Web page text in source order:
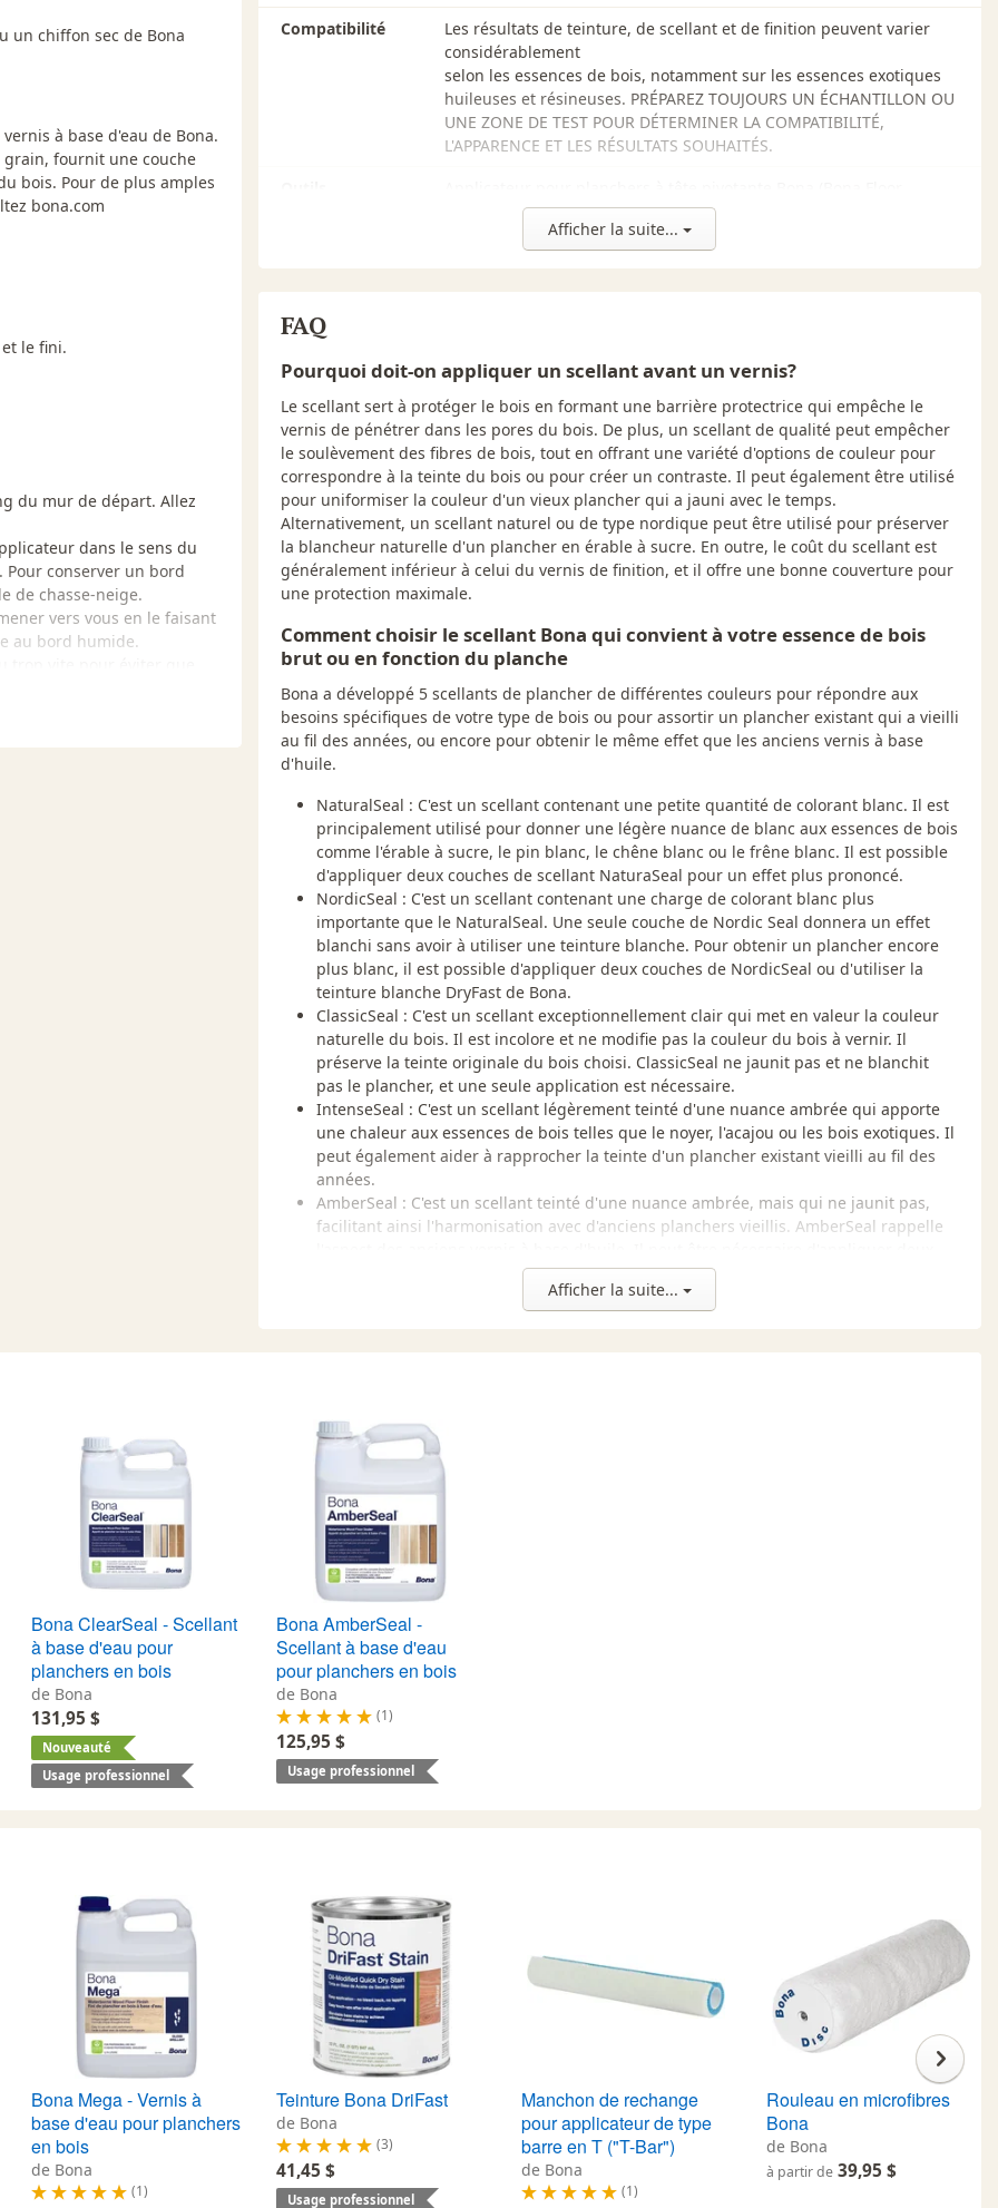
un chiffon sec de Bona
à base d'eau de Bona.
fournit une couche
amples
bona.com
le fini.
du mur de départ. Allez
dans le sens du
conserver un bord
de chasse-neige.
vers vous en le faisant
au bord humide.
42 à 56 m² (450-600 pi.ca)
couverture inégale peut
Compatibilité
Les résultats de teinture, de scellant et de finition peuvent varier
considérablement
selon les essences de bois, notamment sur les essences exotiques
huileuses et résineuses. PRÉPAREZ TOUJOURS UN ÉCHANTILLON OU
UNE ZONE DE TEST POUR DÉTERMINER LA COMPATIBILITÉ,
L'APPARENCE ET LES RÉSULTATS SOUHAITÉS.
Coater), Tampon d'application Bona (Bona Cut-in Pad), ou Rouleau
Bona (Bona Roller).
NOTE: Utiliser un applicateur propre pour le scellant et un nouvel
pH
Taux de solide
31-32%
Surfaces
recommandées
Planchers de bois franc résidentiels, planchers neufs nouvellement
sablés et planchers en bois commerciaux.
Afficher la suite...
FAQ
Pourquoi doit-on appliquer un scellant avant un vernis?
Le scellant sert à protéger le bois en formant une barrière protectrice qui empêche le
vernis de pénétrer dans les pores du bois. De plus, un scellant de qualité peut empêcher
le soulèvement des fibres de bois, tout en offrant une variété d'options de couleur pour
correspondre à la teinte du bois ou pour créer un contraste. Il peut également être utilisé
pour uniformiser la couleur d'un vieux plancher qui a jauni avec le temps.
Alternativement, un scellant naturel ou de type nordique peut être utilisé pour préserver
la blancheur naturelle d'un plancher en érable à sucre. En outre, le coût du scellant est
généralement inférieur à celui du vernis de finition, et il offre une bonne couverture pour
une protection maximale.
Comment choisir le scellant Bona qui convient à votre essence de bois
brut ou en fonction du planche
Bona a développé 5 scellants de plancher de différentes couleurs pour répondre aux
besoins spécifiques de votre type de bois ou pour assortir un plancher existant qui a vieilli
au fil des années, ou encore pour obtenir le même effet que les anciens vernis à base
d'huile.
NaturalSeal : C'est un scellant contenant une petite quantité de colorant blanc. Il est
principalement utilisé pour donner une légère nuance de blanc aux essences de bois
comme l'érable à sucre, le pin blanc, le chêne blanc ou le frêne blanc. Il est possible
d'appliquer deux couches de scellant NaturaSeal pour un effet plus prononcé.
NordicSeal : C'est un scellant contenant une charge de colorant blanc plus
importante que le NaturalSeal. Une seule couche de Nordic Seal donnera un effet
blanchi sans avoir à utiliser une teinture blanche. Pour obtenir un plancher encore
plus blanc, il est possible d'appliquer deux couches de NordicSeal ou d'utiliser la
teinture blanche DryFast de Bona.
ClassicSeal : C'est un scellant exceptionnellement clair qui met en valeur la couleur
naturelle du bois. Il est incolore et ne modifie pas la couleur du bois à vernir. Il
préserve la teinte originale du bois choisi. ClassicSeal ne jaunit pas et ne blanchit
pas le plancher, et une seule application est nécessaire.
IntenseSeal : C'est un scellant légèrement teinté d'une nuance ambrée qui apporte
une chaleur aux essences de bois telles que le noyer, l'acajou ou les bois exotiques. Il
peut également aider à rapprocher la teinte d'un plancher existant vieilli au fil des
années.
AmberSeal : C'est un scellant teinté d'une nuance ambrée, mais qui ne jaunit pas,
facilitant ainsi l'harmonisation avec d'anciens planchers vieillis. AmberSeal rappelle
couches pour obtenir un effet ambré plus prononcé. Il est possible de le recouvrir
avec n'importe quel vernis de la gamme Bona.
N'oubliez pas que l'application d'un scellant est une étape importante dans la finition d'un
plancher en bois. Il protège le bois, améliore l'adhérence du vernis et peut aider à obtenir
la couleur et l'effet désirés. Il est donc important de choisir le bon produit.
Dans tous les cas où le vernis Traffic HD de Bona est utilisé, l'application d'une couche de
scellant Bona est nécessaire.
Afficher la suite...
Bona ClearSeal - Scellant
à base d'eau pour
planchers en bois
de Bona
131,95 $
Nouveauté
Usage professionnel
Bona AmberSeal -
Scellant à base d'eau
pour planchers en bois
de Bona
(1)
125,95 $
Usage professionnel
Bona Mega - Vernis à
base d'eau pour planchers
en bois
de Bona
(1)
Teinture Bona DriFast
de Bona
(3)
41,45 $
Usage professionnel
Manchon de rechange
pour applicateur de type
barre en T ("T-Bar")
de Bona
(1)
Rouleau en microfibres
Bona
de Bona
à partir de 39,95 $